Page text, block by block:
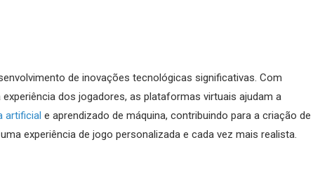
de inovações tecnológicas significativas. Com
dos jogadores, as plataformas virtuais ajudam a
artificial e aprendizado de máquina, contribuindo para a criação de
experiência de jogo personalizada e cada vez mais realista.